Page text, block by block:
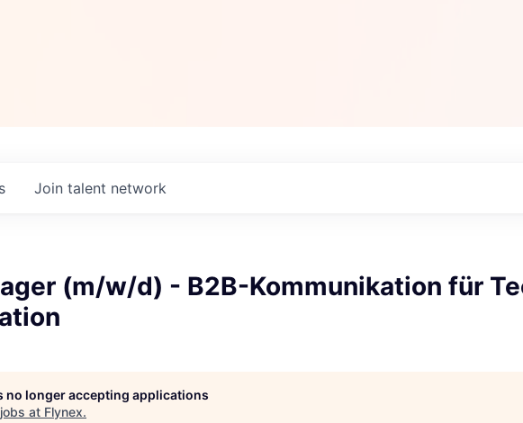
Join talent network
(m/w/d) - B2B-Kommunikation für
no longer accepting applications
at Flynex.